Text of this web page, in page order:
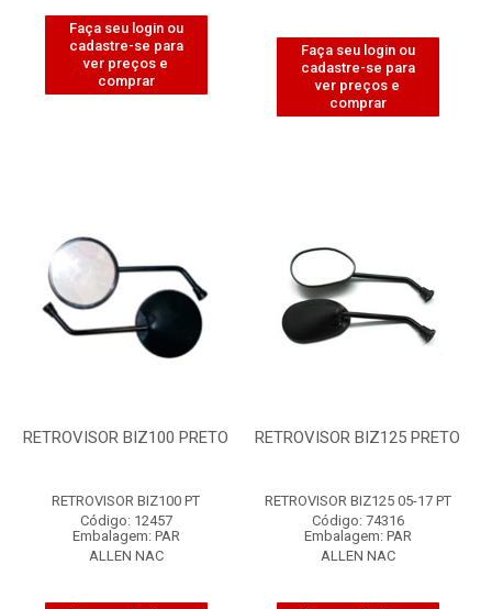
Faça seu login ou
cadastre-se para
ver preços e
comprar
Faça seu login ou
cadastre-se para
ver preços e
comprar
RETROVISOR BIZ100 PRETO
RETROVISOR BIZ100 PT
Código: 12457
Embalagem: PAR
ALLEN NAC
RETROVISOR BIZ125 PRETO
RETROVISOR BIZ125 05-17 PT
Código: 74316
Embalagem: PAR
ALLEN NAC